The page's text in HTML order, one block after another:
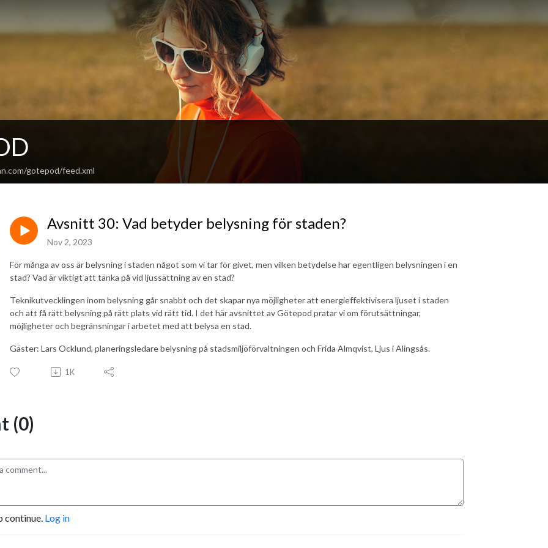
gotepod/feed.xml
Avsnitt 30: Vad betyder belysning för staden?
Nov 2, 2023
För många av oss är belysning i staden något som vi tar för givet, men vilken betydelse har egentligen belysningen i en
stad? Vad är viktigt att tänka på vid ljussättning av en stad?
Teknikutvecklingen inom belysning går snabbt och det skapar nya möjligheter att energieffektivisera ljuset i staden
och att få rätt belysning på rätt plats vid rätt tid. I det här avsnittet av Götepod pratar vi om förutsättningar,
möjligheter och begränsningar i arbetet med att belysa en stad.
Gäster: Lars Ocklund, planeringsledare belysning på stadsmiljöförvaltningen och Frida Almqvist, Ljus i Alingsås.
1K
(0)
continue. Log in